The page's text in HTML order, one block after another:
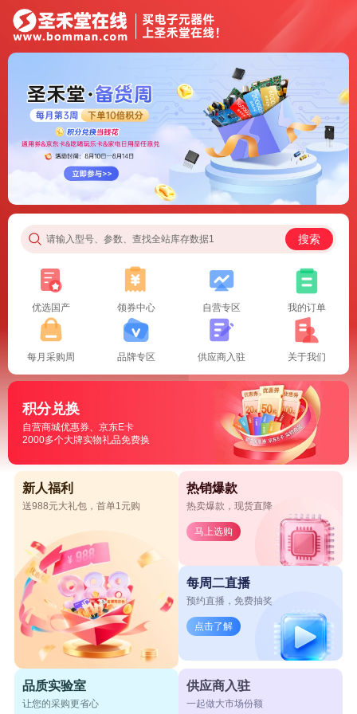
请输入型号、参数、查找全站库存数据1 搜索
优选国产 领券中心 自营专区 我的订单
每月采购周 品牌专区 供应商入驻 关于我们
积分兑换
自营商城优惠券、京东E卡
2000多个大牌实物礼品免费换
新人福利
送988元大礼包，首单1元购
热销爆款
热卖爆款，现货直降
马上选购
每周二直播
预约直播，免费抽奖
点击了解
品质实验室
让您的采购更省心
供应商入驻
一起做大市场份额